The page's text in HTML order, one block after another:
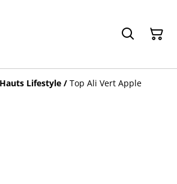
Hauts Lifestyle / Top Ali Vert Apple